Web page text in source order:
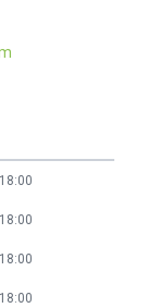
18:00
18:00
18:00
18:00